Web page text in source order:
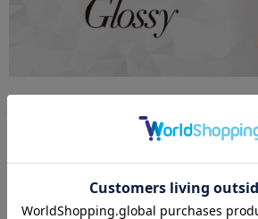
Glossy ローブドフルールグロッシー 【XSサイ
トアップミニキャバドレス gl3961